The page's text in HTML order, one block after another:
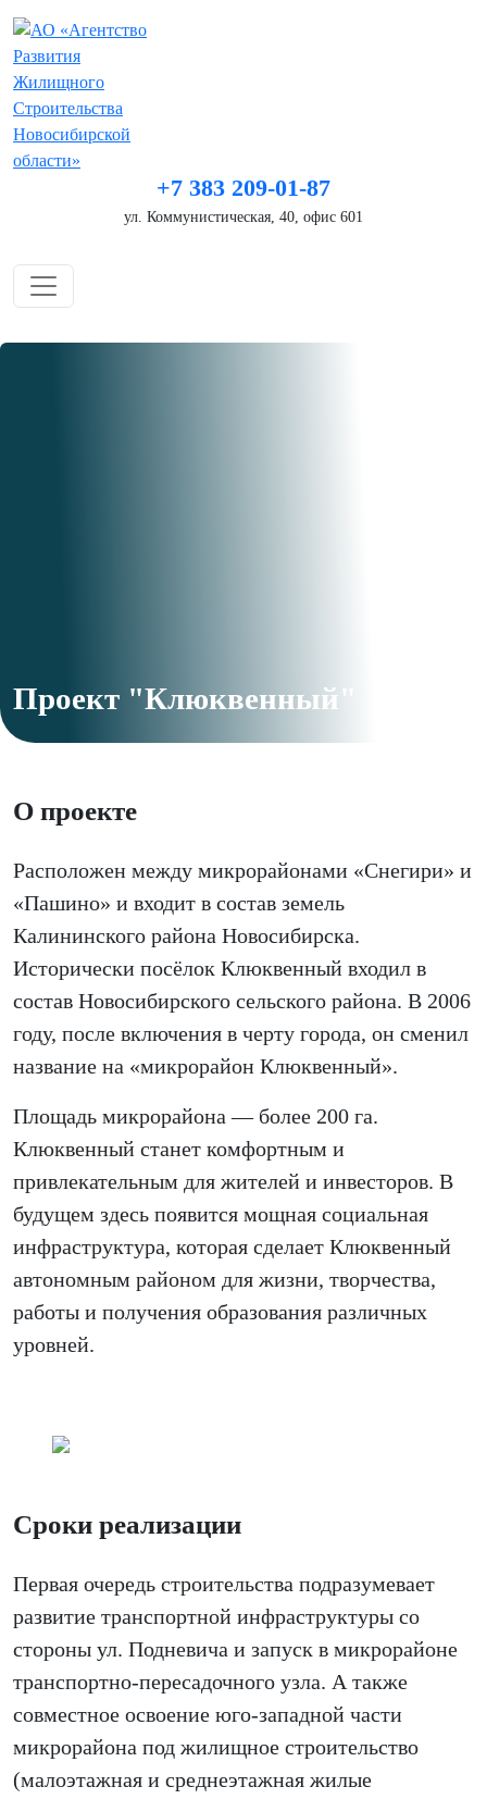
+7 383 209-01-87
ул. Коммунистическая, 40, офис 601
Проект "Клюквенный"
О проекте
Расположен между микрорайонами «Снегири» и
«Пашино» и входит в состав земель
Калининского района Новосибирска.
Исторически посёлок Клюквенный входил в
состав Новосибирского сельского района. В 2006
году, после включения в черту города, он сменил
название на «микрорайон Клюквенный».
Площадь микрорайона — более 200 га.
Клюквенный станет комфортным и
привлекательным для жителей и инвесторов. В
будущем здесь появится мощная социальная
инфраструктура, которая сделает Клюквенный
автономным районом для жизни, творчества,
работы и получения образования различных
уровней.
Сроки реализации
Первая очередь строительства подразумевает
развитие транспортной инфраструктуры со
стороны ул. Подневича и запуск в микрорайоне
транспортно-пересадочного узла. А также
совместное освоение юго-западной части
микрорайона под жилищное строительство
(малоэтажная и среднеэтажная жилые